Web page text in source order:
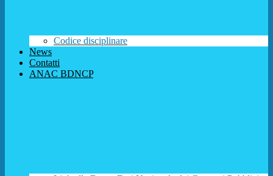
Codice disciplinare
News
Contatti
ANAC BDNCP